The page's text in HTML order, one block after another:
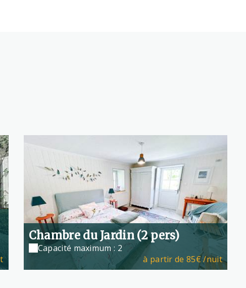
Chambre du Jardin (2 pers)
Capacité maximum : 2
à partir de85€/nuit